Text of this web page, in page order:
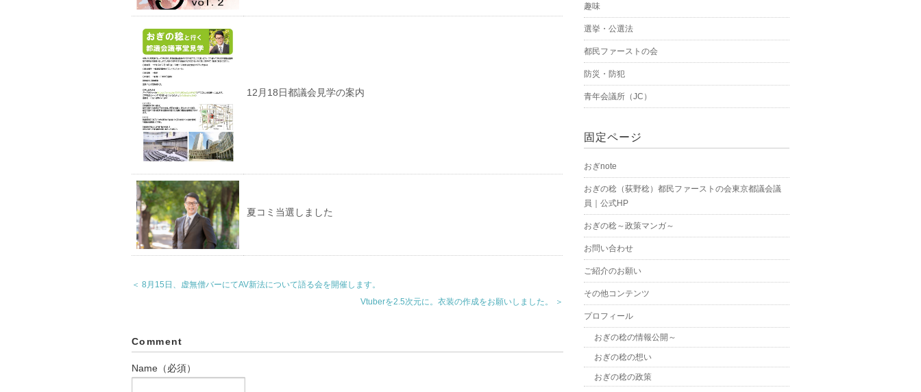
12月18日都議会見学の案内
夏コミ当選しました
＜ 8月15日、虚無僧バーにてAV新法について語る会を開催します。
Vtuberを2.5次元に。衣装の作成をお願いしました。 ＞
Comment
Name（必須）
趣味
選挙・公選法
都民ファーストの会
防災・防犯
青年会議所（JC）
固定ページ
おぎnote
おぎの稔（荻野稔）都民ファーストの会東京都議会議
員｜公式HP
おぎの稔～政策マンガ～
お問い合わせ
ご紹介のお願い
その他コンテンツ
プロフィール
おぎの稔の情報公開～
おぎの稔の想い
おぎの稔の政策